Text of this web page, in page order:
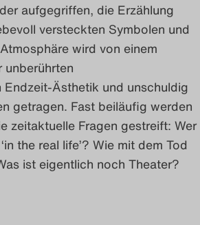
aufgegriffen, die Erzählung
versteckten Symbolen und
wird von einem
unberührten
Ästhetik und unschuldig
getragen. Fast beiläufig werden
zeitaktuelle Fragen gestreift: Wer
the real life’? Wie mit dem Tod
ist eigentlich noch Theater?